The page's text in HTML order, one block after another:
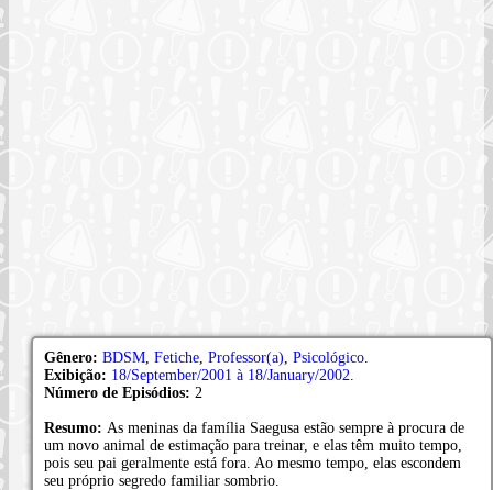
Gênero: BDSM Fetiche Professor(a) Psicológico
Exibição: 18/September/2001 à 18/January/2002
Número de Episódios: 2
Resumo: As meninas da família Saegusa estão sempre à procura de
um novo animal de estimação para treinar, e elas têm muito tempo,
pois seu pai geralmente está fora. Ao mesmo tempo, elas escondem
seu próprio segredo familiar sombrio.